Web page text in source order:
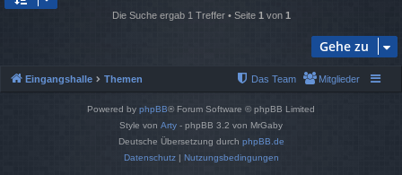
Die Suche ergab 1 Treffer • Seite 1 von 1
Gehe zu
Eingangshalle Themen Mitglieder
Das Team
Powered by phpBB® Forum Software © phpBB Limited
Style von Arty - phpBB 3.2 von MrGaby
Deutsche Übersetzung durch phpBB.de
Datenschutz| Nutzungsbedingungen